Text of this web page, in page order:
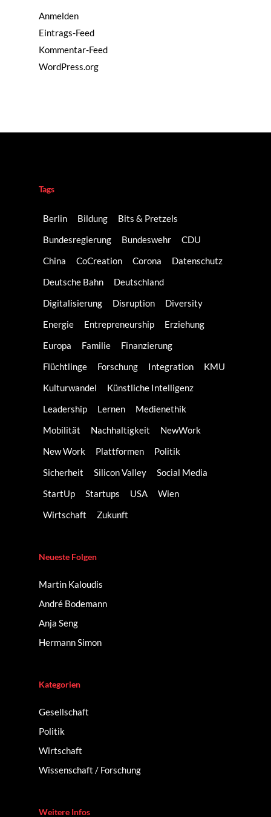
Anmelden
Eintrags-Feed
Kommentar-Feed
WordPress.org
Tags
Berlin Bildung
Bits & Pretzels
Bundesregierung
Bundeswehr
CDU
China
CoCreation Corona
Datenschutz
Deutsche Bahn
Deutschland
Digitalisierung
Disruption
Diversity
Energie
Entrepreneurship
Erziehung
Europa
Familie
Finanzierung
Flüchtlinge
Forschung Integration
KMU
Kulturwandel
Künstliche Intelligenz
Leadership
Lernen
Medienethik
Mobilität
Nachhaltigkeit
NewWork
New Work
Plattformen
Politik
Sicherheit
Silicon Valley
Social Media
StartUp
Startups USA
Wien
Wirtschaft
Zukunft
Neueste Folgen
Martin Kaloudis
André Bodemann
Anja Seng
Hermann Simon
Kategorien
Gesellschaft
Politik
Wirtschaft
Wissenschaft / Forschung
Weitere Infos